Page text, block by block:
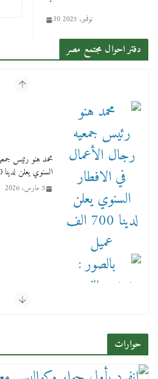
30 نوفمبر، 2025
دفتر احوال مجتمع مصر
محمد هنو رئيس
السنوي يعلن لدينا 700 الف عميل
5 مارس، 2026
4 مارس، 2026
حوارات